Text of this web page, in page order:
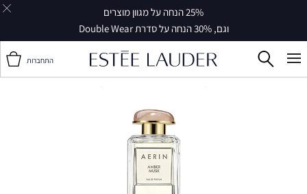
25% הנחה על מגוון מוצרים
וגם, 30% הנחה על סדרת Double Wear
התחברות